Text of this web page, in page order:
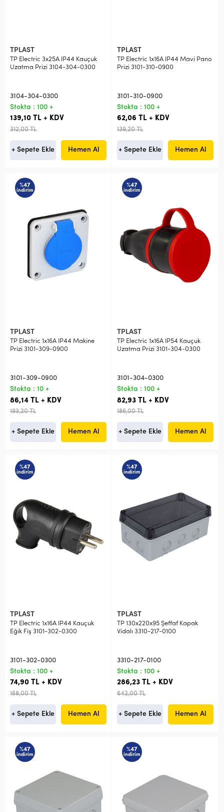
TPLAST
TP Electric 3x25A IP44 Kauçuk
Uzatma Prizi 3104-304-0300
3104-304-0300
Stokta : 100 +
139,10 TL + KDV
312,00 TL
+ Sepete Ekle Hemen Al
TPLAST
TP Electric 1x16A IP44 Mavi Pano
Prizi 3101-310-0900
3101-310-0900
Stokta : 100 +
62,06 TL + KDV
139,20 TL
+ Sepete Ekle Hemen Al
%47
indirim
TPLAST
TP Electric 1x16A IP44 Makine
Prizi 3101-309-0900
3101-309-0900
Stokta : 10 +
86,14 TL + KDV
193,20 TL
+ Sepete Ekle Hemen Al
%47
indirim
TPLAST
TP Electric 1x16A IP54 Kauçuk
Uzatma Prizi 3101-304-0300
3101-304-0300
Stokta : 100 +
82,93 TL + KDV
186,00 TL
+ Sepete Ekle Hemen Al
%47
indirim
TPLAST
TP Electric 1x16A IP44 Kauçuk
Eğik Fiş 3101-302-0300
3101-302-0300
Stokta : 100 +
74,90 TL + KDV
168,00 TL
+ Sepete Ekle Hemen Al
%47
indirim
TPLAST
TP 130x220x95 Şeffaf Kapak
Vidalı 3310-217-0100
3310-217-0100
Stokta : 100 +
286,23 TL + KDV
642,00 TL
+ Sepete Ekle Hemen Al
%47
indirim
%47
indirim